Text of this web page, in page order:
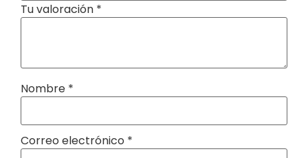
Tu valoración *
Nombre *
Correo electrónico *